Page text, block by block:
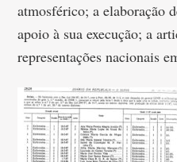
atmosférico; a elaboração
apoio à sua execução; a
representações nacionais